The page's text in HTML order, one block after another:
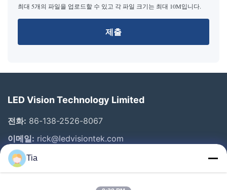
최대 5개의 파일을 업로드할 수 있고 각 파일 크기는 최대 10M입니다.
제출
LED Vision Technology Limited
전화: 86-138-2526-8067
이메일: rick@ledvisiontek.com
빠른 링크
Tia